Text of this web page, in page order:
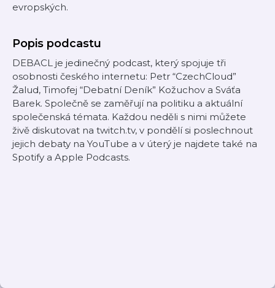
evropských.
Popis podcastu
DEBACL je jedinečný podcast, který spojuje tři
osobnosti českého internetu: Petr “CzechCloud”
Žalud, Timofej “Debatní Deník” Kožuchov a Sváťa
Barek. Společně se zaměřují na politiku a aktuální
společenská témata. Každou neděli s nimi můžete
živě diskutovat na twitch.tv, v pondělí si poslechnout
jejich debaty na YouTube a v úterý je najdete také na
Spotify a Apple Podcasts.